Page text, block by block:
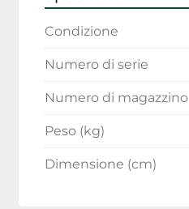
Condizione
Numero di serie
Numero di magazzino
Peso (kg)
Dimensione (cm)